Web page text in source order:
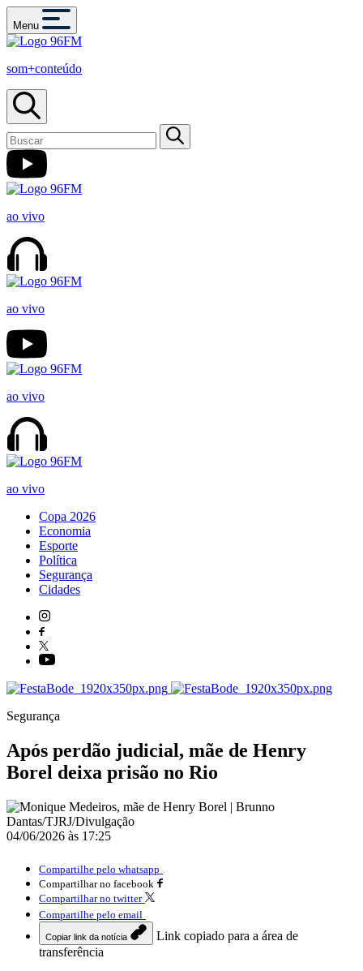
Menu
som+conteúdo
ao vivo
ao vivo
ao vivo
ao vivo
Copa 2026
Economia
Esporte
Política
Segurança
Cidades
Segurança
Após perdão judicial, mãe de Henry
Borel deixa prisão no Rio
04/06/2026 às 17:25
Compartilhe pelo whatsapp
Compartilhar no facebook
Compartilhar no twitter
Compartilhe pelo email
Copiar link da notícia
Link copiado para a área de
transferência